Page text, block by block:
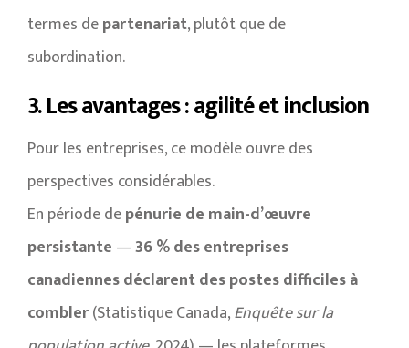
termes departenariat, plutôt que de
subordination.
3. Les avantages : agilité et inclusion
Pour les entreprises, ce modèle ouvre des
perspectives considérables.
En période depénurie de main-d’œuvre
persistante —36 % des entreprises
canadiennes déclarent des postes difficiles à
combler(Statistique Canada,Enquête sur la